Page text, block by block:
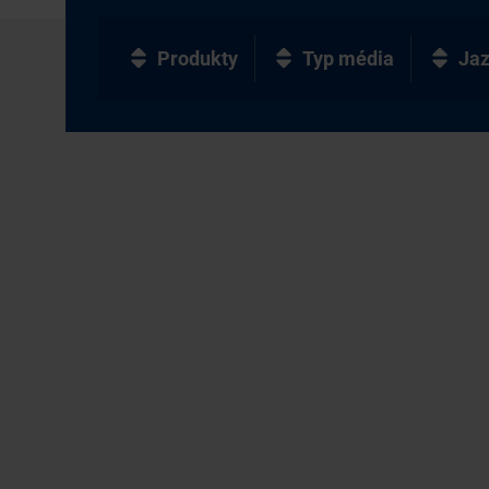
Produkty Typ média